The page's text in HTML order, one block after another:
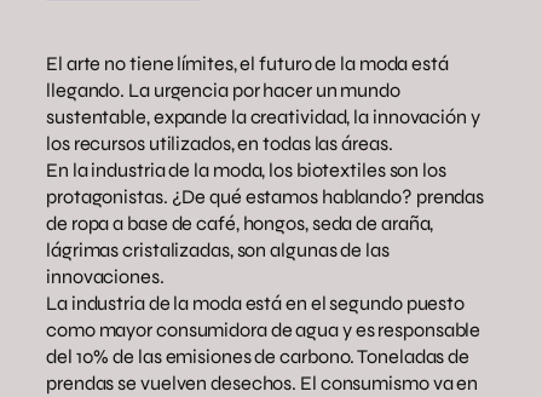
El arte no tiene límites, el futuro de la moda está
llegando. La urgencia por hacer un mundo
sustentable, expande la creatividad, la innovación y
los recursos utilizados, en todas las áreas.
En la industria de la moda, los biotextiles son los
protagonistas. ¿De qué estamos hablando? prendas
de ropa a base de café, hongos, seda de araña,
lágrimas cristalizadas, son algunas de las
innovaciones.
La industria de la moda está en el segundo puesto
como mayor consumidora de agua y es responsable
del 10% de las emisiones de carbono. Toneladas de
prendas se vuelven desechos. El consumismo va en